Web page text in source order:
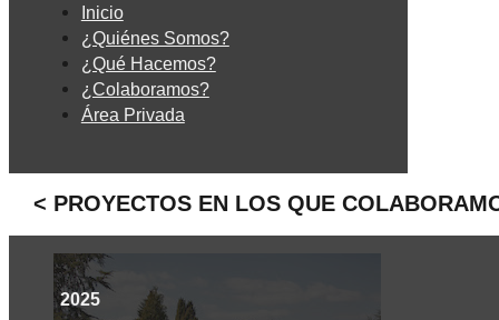
Inicio
¿Quiénes Somos?
¿Qué Hacemos?
¿Colaboramos?
Área Privada
< PROYECTOS EN LOS QUE
2025